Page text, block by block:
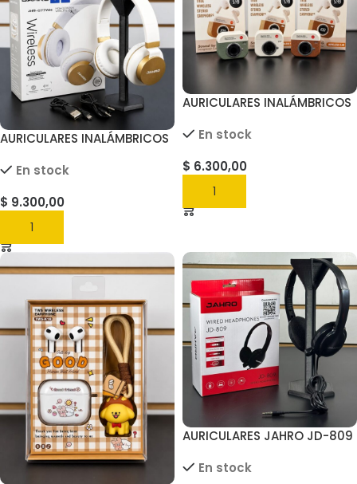
AURICULARES INALÁMBRICOS
En stock
$ 9.300,00
AGREGAR
AURICULARES INALÁMBRICOS
En stock
$ 6.300,00
AGREGAR
AURICULARES JAHRO JD-809
En stock